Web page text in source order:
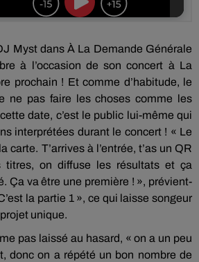
Myst dans À La Demande Générale
à l’occasion de son concert à La
prochain ! Et comme d’habitude, le
ne pas faire les choses comme les
date, c’est le public lui-même qui
interprétées durant le concert ! « Le
carte. T’arrives à l’entrée, t’as un QR
titres, on diffuse les résultats et ça
Ça va être une première ! », prévient-
la partie 1 », ce qui laisse songeur
unique.
pas laissé au hasard, « on a un peu
donc on a répété un bon nombre de